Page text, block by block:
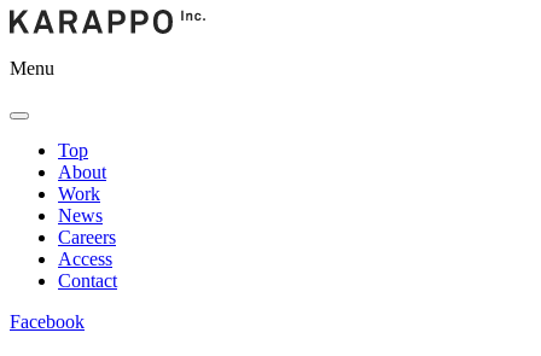
Menu
Top
About
Work
News
Careers
Access
Contact
Facebook